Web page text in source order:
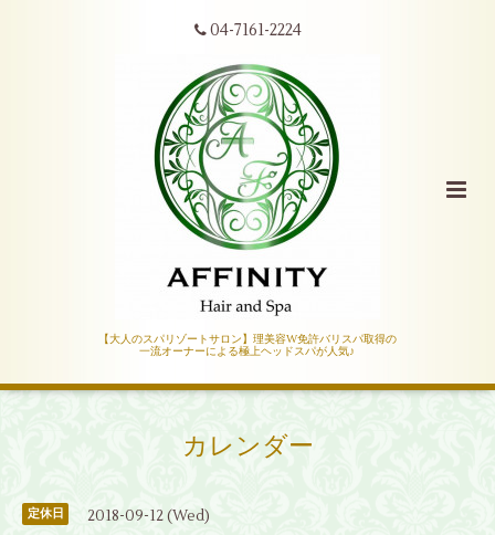
04-7161-2224
【大人のスパリゾートサロン】理美容W免許バリスパ取得の
一流オーナーによる極上ヘッドスパが人気♪
カレンダー
定休日 2018-09-12 (Wed)